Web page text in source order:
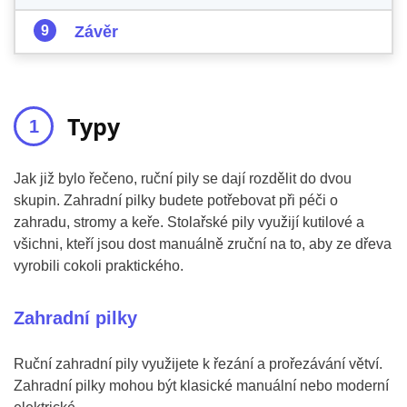
Závěr
Typy
Jak již bylo řečeno, ruční pily se dají rozdělit do dvou
skupin. Zahradní pilky budete potřebovat při péči o
zahradu, stromy a keře. Stolařské pily využijí kutilové a
všichni, kteří jsou dost manuálně zruční na to, aby ze dřeva
vyrobili cokoli praktického.
Zahradní pilky
Ruční zahradní pily využijete k řezání a prořezávání větví.
Zahradní pilky mohou být klasické manuální nebo moderní